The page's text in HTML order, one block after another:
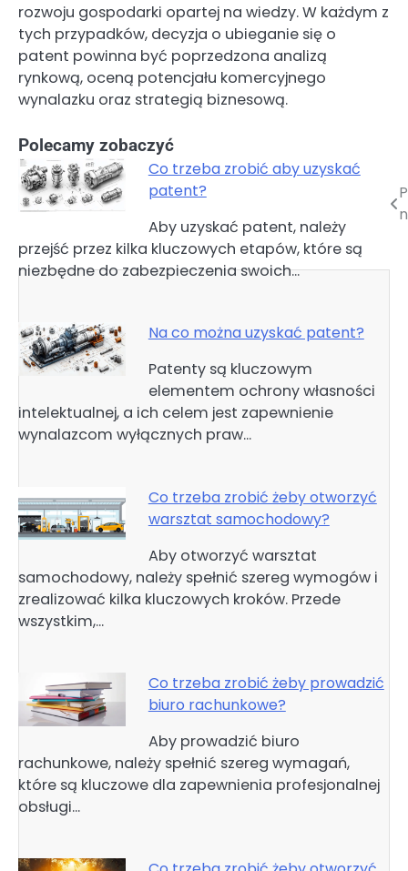
rozwoju gospodarki opartej na wiedzy. W każdym z
tych przypadków, decyzja o ubieganie się o
patent powinna być poprzedzona analizą
rynkową, oceną potencjału komercyjnego
wynalazku oraz strategią biznesową.
Polecamy zobaczyć
Co trzeba zrobić aby uzyskać
patent?
Aby uzyskać patent, należy
przejść przez kilka kluczowych etapów, które są
niezbędne do zabezpieczenia swoich…
Na co można uzyskać patent?
Patenty są kluczowym
elementem ochrony własności
intelektualnej, a ich celem jest zapewnienie
wynalazcom wyłącznych praw…
Co trzeba zrobić żeby otworzyć
warsztat samochodowy?
Aby otworzyć warsztat
samochodowy, należy spełnić szereg wymogów i
zrealizować kilka kluczowych kroków. Przede
wszystkim,…
Co trzeba zrobić żeby prowadzić
biuro rachunkowe?
Aby prowadzić biuro
rachunkowe, należy spełnić szereg wymagań,
które są kluczowe dla zapewnienia profesjonalnej
obsługi…
Nawigacja